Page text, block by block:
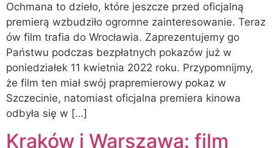
Ochmana to dzieło, które jeszcze przed oficjalną
premierą wzbudziło ogromne zainteresowanie. Teraz
ów film trafia do Wrocławia. Zaprezentujemy go
Państwu podczas bezpłatnych pokazów już w
poniedziałek 11 kwietnia 2022 roku. Przypomnijmy,
że film ten miał swój prapremierowy pokaz w
Szczecinie, natomiast oficjalna premiera kinowa
odbyła się w […]
Kraków i Warszawa: film